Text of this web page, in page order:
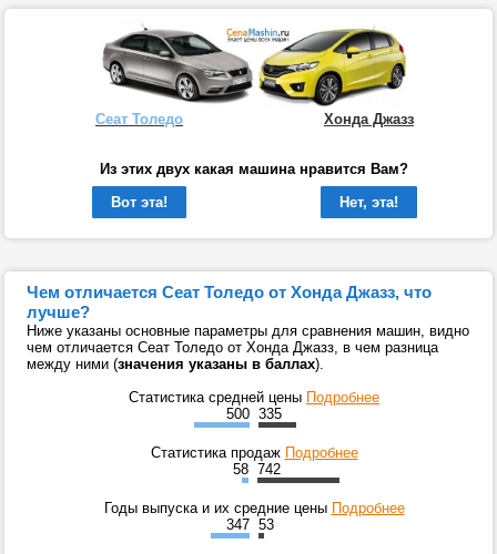
Сеат Толедо Хонда Джазз
Из этих двух какая машина нравится Вам?
Вот эта!
Нет, эта!
Чем отличается Сеат Толедо от Хонда Джазз, что
лучше?
Ниже указаны основные параметры для сравнения машин, видно
чем отличается Сеат Толедо от Хонда Джазз, в чем разница
между ними (значения указаны в баллах).
Статистика средней цены Подробнее
500 335
Статистика продаж Подробнее
58 742
Годы выпуска и их средние цены Подробнее
347 53